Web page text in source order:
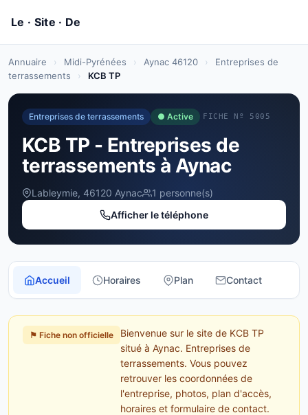
Annuaire › Midi-Pyrénées › Aynac 46120 ›
Entreprises de
terrassements
› KCB TP
Entreprises de terrassements ● Active FICHE Nº 5005
KCB TP - Entreprises de
terrassements à Aynac
Lableymie, 46120 Aynac
1 personne(s)
Afficher le téléphone
Accueil Horaires Plan Contact
⚑ Fiche non officielle
Bienvenue sur le site de KCB TP
situé à Aynac. Entreprises de
terrassements. Vous pouvez
retrouver les coordonnées de
l'entreprise, photos, plan d'accès,
horaires et formulaire de contact.